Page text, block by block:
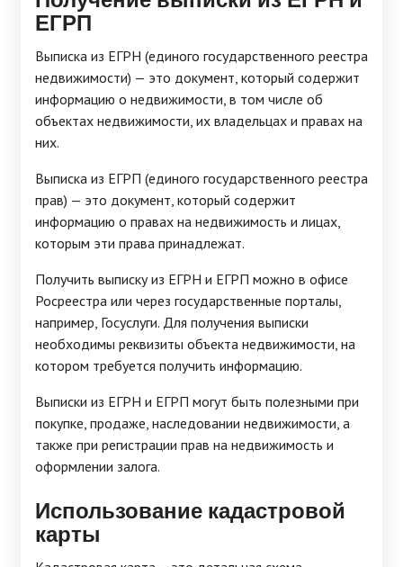
ЕГРП
Выписка из ЕГРН (единого государственного реестра
недвижимости) — это документ, который содержит
информацию о недвижимости, в том числе об
объектах недвижимости, их владельцах и правах на
них.
Выписка из ЕГРП (единого государственного реестра
прав) — это документ, который содержит
информацию о правах на недвижимость и лицах,
которым эти права принадлежат.
Получить выписку из ЕГРН и ЕГРП можно в офисе
Росреестра или через государственные порталы,
например, Госуслуги. Для получения выписки
необходимы реквизиты объекта недвижимости, на
котором требуется получить информацию.
Выписки из ЕГРН и ЕГРП могут быть полезными при
покупке, продаже, наследовании недвижимости, а
также при регистрации прав на недвижимость и
оформлении залога.
Использование кадастровой
карты